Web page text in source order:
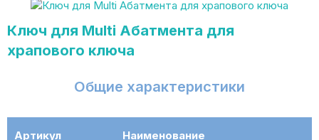
Ключ для Multi Aбатмента для
храпового ключа
Общие характеристики
Артикул Наименование